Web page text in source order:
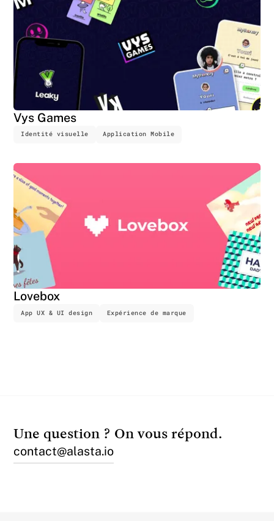
Vys Games
Identité visuelle Application Mobile
Lovebox
App UX & UI design Expérience de marque
Une question ? On vous répond.
contact@alasta.io